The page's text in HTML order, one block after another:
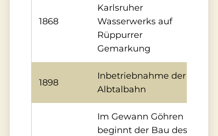
1868
Karlsruher
Wasserwerks auf
Rüppurrer
Gemarkung
1898
Inbetriebnahme der
Albtalbahn
Im Gewann Göhren
beginnt der Bau des